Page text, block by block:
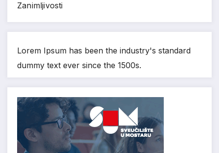
Zanimljivosti
Lorem Ipsum has been the industry's standard
dummy text ever since the 1500s.